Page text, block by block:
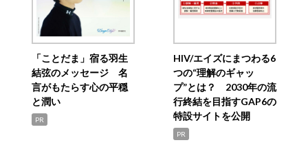
「ことだま」宿る羽生
結弦のメッセージ 名
言がもたらす心の平穏
と潤い
PR
HIV/エイズにまつわる6
つの“理解のギャッ
プ”とは？ 2030年の流
行終結を目指すGAP6の
特設サイトを公開
PR